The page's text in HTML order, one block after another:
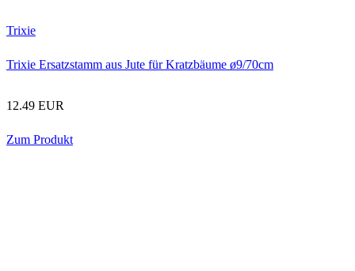
Trixie
Trixie Ersatzstamm aus Jute für Kratzbäume ø9/70cm
12.49 EUR
Zum Produkt